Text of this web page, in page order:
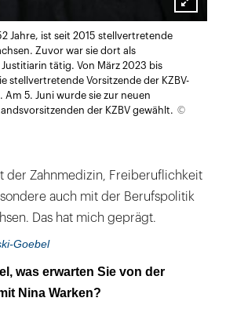
Jahre, ist seit 2015 stellvertretende
Zuvor war sie dort als
tätig. Von März 2023 bis
stellvertretende Vorsitzende der KZBV-
5. Juni wurde sie zur neuen
der KZBV gewählt. ©
der Zahnmedizin, Freiberuflichkeit
auch mit der Berufspolitik
Das hat mich geprägt.
Goebel
was erwarten Sie von der
Nina Warken?